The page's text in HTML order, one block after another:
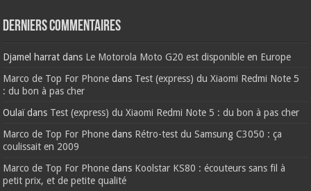
Derniers commentaires
Djamel harrat dans Le Motorola Moto G20 est disponible en Europe
Marco de Top For Phone dans Test (express) du Xiaomi Redmi Note 5
: du bon à pas cher
Oulaïdans Test (express) du Xiaomi Redmi Note 5 : du bon à pas cher
Marco de Top For Phone dans Rétro-test du Samsung C3050 : ça
coulissait en 2009
Marco de Top For Phone dans Koolstar KS80 : écouteurs sans fil à
petit prix, et de petite qualité